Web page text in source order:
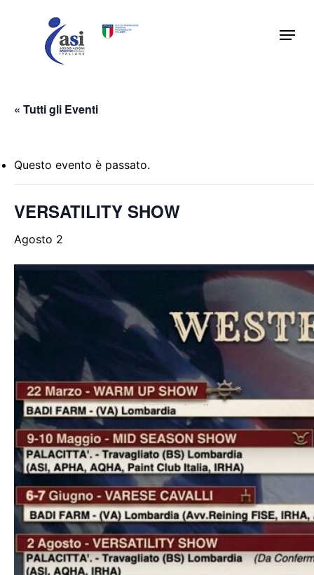
Menu
« Tutti gli Eventi
Questo evento è passato.
VERSATILITY SHOW
Agosto 2